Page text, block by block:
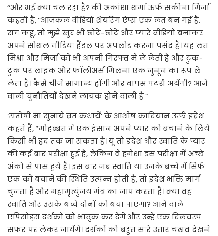
‘‘और भई क्या चल रहा है? की अकांशा शर्मा ऊर्फ सकीना मिर्जा
कहती हैं, ’’आजकल वीडियो शेयरिंग ऐप्स एक लत बन गई हैं.
सच कहूं, तो मुझे खुद भी छोटे-छोटे और प्यारे वीडियो बनाकर
अपने सोशल मीडिया हैंडल पर अपलोड करना पसंद है। यह लत
मिश्रा और मिर्जा को भी अपनी गिरफ्त में ले लेती है और टुक-
टुक पर लाइक और फॉलोअर्स मिलना एक जुनून का रूप ले
लेता है। कैसे चीजें सामान्य होंगी और वापस पटरी अयेंगी? आने
वाली चुनौतियाँ देखने लायक होने वाली हैं।”
‘संतोषी मां सुनाये व्रत कथायें‘ के आशीष कादियान ऊर्फ इंद्रेश
कहते हैं, “मोहब्बत में एक इंसान अपने प्यार को बचाने के लिये
किसी भी हद तक जा सकता है। यूं तो इंद्रेश और स्वाति के प्यार
की कई बार परीक्षा हुई है, लेकिन वे हमेशा इस परीक्षा में अच्छे
अंको से पास हुये हैं। इस बार जब स्वाति या उनके बच्चे में सिर्फ
एक को बचाने की स्थिति उत्पन्न होतीे है, तो इंद्रेश भक्ति मार्ग
चुनता है और महामृत्युंजय मंत्र का जाप करता है। क्या वह
स्वाति और उसके बच्चे दोनों को बचा पाएगा? आने वाले
एपिसोड्स दर्शकों को भावुक कर देंगे और उन्हें एक दिलचस्प
सफर पर लेकर जायेंगे। दर्शकों को बहुत सारे उतार चढ़ाव देखने